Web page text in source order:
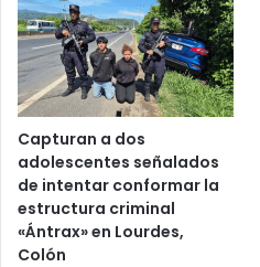
Capturan a dos
adolescentes señalados
de intentar conformar la
estructura criminal
«Ántrax» en Lourdes,
Colón